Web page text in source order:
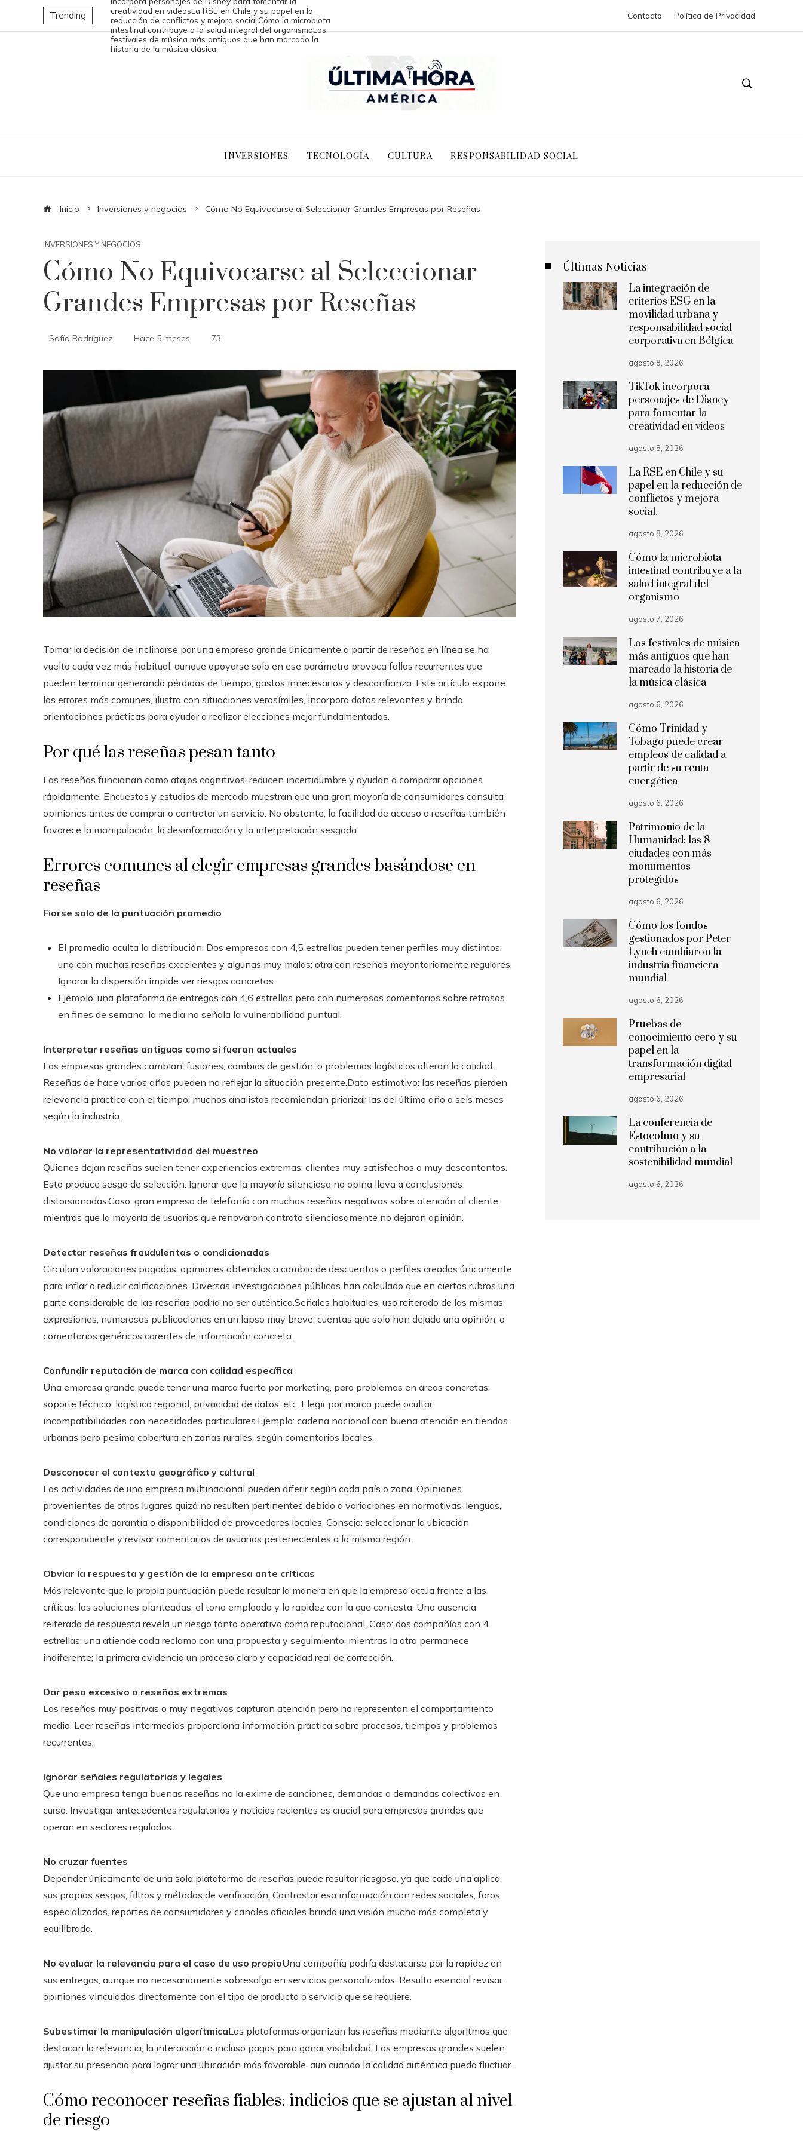
Trending
creatividad en videosLa RSE en Chile y su papel en la
reducción de conflictos y mejora social.Cómo la microbiota
intestinal contribuye a la salud integral del organismoLos
festivales de música más antiguos que han marcado la
historia de la música clásica
Contacto Política de Privacidad
INVERSIONES TECNOLOGÍA CULTURA RESPONSABILIDAD SOCIAL
Inicio Inversiones y negocios Cómo No Equivocarse al Seleccionar Grandes Empresas por Reseñas
INVERSIONES Y NEGOCIOS
Cómo No Equivocarse al Seleccionar
Grandes Empresas por Reseñas
Sofía Rodríguez Hace 5 meses 73
Tomar la decisión de inclinarse por una empresa grande únicamente a partir de reseñas en línea se ha
vuelto cada vez más habitual, aunque apoyarse solo en ese parámetro provoca fallos recurrentes que
pueden terminar generando pérdidas de tiempo, gastos innecesarios y desconfianza. Este artículo expone
los errores más comunes, ilustra con situaciones verosímiles, incorpora datos relevantes y brinda
orientaciones prácticas para ayudar a realizar elecciones mejor fundamentadas.
Por qué las reseñas pesan tanto
Las reseñas funcionan como atajos cognitivos: reducen incertidumbre y ayudan a comparar opciones
rápidamente. Encuestas y estudios de mercado muestran que una gran mayoría de consumidores consulta
opiniones antes de comprar o contratar un servicio. No obstante, la facilidad de acceso a reseñas también
favorece la manipulación, la desinformación y la interpretación sesgada.
Errores comunes al elegir empresas grandes basándose en
reseñas
Fiarse solo de la puntuación promedio
El promedio oculta la distribución. Dos empresas con 4,5 estrellas pueden tener perfiles muy distintos:
una con muchas reseñas excelentes y algunas muy malas; otra con reseñas mayoritariamente regulares.
Ignorar la dispersión impide ver riesgos concretos.
Ejemplo: una plataforma de entregas con 4,6 estrellas pero con numerosos comentarios sobre retrasos
en fines de semana: la media no señala la vulnerabilidad puntual.
Interpretar reseñas antiguas como si fueran actuales
Las empresas grandes cambian: fusiones, cambios de gestión, o problemas logísticos alteran la calidad.
Reseñas de hace varios años pueden no reflejar la situación presente.Dato estimativo: las reseñas pierden
relevancia práctica con el tiempo; muchos analistas recomiendan priorizar las del último año o seis meses
según la industria.
No valorar la representatividad del muestreo
Quienes dejan reseñas suelen tener experiencias extremas: clientes muy satisfechos o muy descontentos.
Esto produce sesgo de selección. Ignorar que la mayoría silenciosa no opina lleva a conclusiones
distorsionadas.Caso: gran empresa de telefonía con muchas reseñas negativas sobre atención al cliente,
mientras que la mayoría de usuarios que renovaron contrato silenciosamente no dejaron opinión.
Detectar reseñas fraudulentas o condicionadas
Circulan valoraciones pagadas, opiniones obtenidas a cambio de descuentos o perfiles creados únicamente
para inflar o reducir calificaciones. Diversas investigaciones públicas han calculado que en ciertos rubros una
parte considerable de las reseñas podría no ser auténtica.Señales habituales: uso reiterado de las mismas
expresiones, numerosas publicaciones en un lapso muy breve, cuentas que solo han dejado una opinión, o
comentarios genéricos carentes de información concreta.
Confundir reputación de marca con calidad específica
Una empresa grande puede tener una marca fuerte por marketing, pero problemas en áreas concretas:
soporte técnico, logística regional, privacidad de datos, etc. Elegir por marca puede ocultar
incompatibilidades con necesidades particulares.Ejemplo: cadena nacional con buena atención en tiendas
urbanas pero pésima cobertura en zonas rurales, según comentarios locales.
Desconocer el contexto geográfico y cultural
Las actividades de una empresa multinacional pueden diferir según cada país o zona. Opiniones
provenientes de otros lugares quizá no resulten pertinentes debido a variaciones en normativas, lenguas,
condiciones de garantía o disponibilidad de proveedores locales. Consejo: seleccionar la ubicación
correspondiente y revisar comentarios de usuarios pertenecientes a la misma región.
Obviar la respuesta y gestión de la empresa ante críticas
Más relevante que la propia puntuación puede resultar la manera en que la empresa actúa frente a las
críticas: las soluciones planteadas, el tono empleado y la rapidez con la que contesta. Una ausencia
reiterada de respuesta revela un riesgo tanto operativo como reputacional. Caso: dos compañías con 4
estrellas; una atiende cada reclamo con una propuesta y seguimiento, mientras la otra permanece
indiferente; la primera evidencia un proceso claro y capacidad real de corrección.
Dar peso excesivo a reseñas extremas
Las reseñas muy positivas o muy negativas capturan atención pero no representan el comportamiento
medio. Leer reseñas intermedias proporciona información práctica sobre procesos, tiempos y problemas
recurrentes.
Ignorar señales regulatorias y legales
Que una empresa tenga buenas reseñas no la exime de sanciones, demandas o demandas colectivas en
curso. Investigar antecedentes regulatorios y noticias recientes es crucial para empresas grandes que
operan en sectores regulados.
No cruzar fuentes
Depender únicamente de una sola plataforma de reseñas puede resultar riesgoso, ya que cada una aplica
sus propios sesgos, filtros y métodos de verificación. Contrastar esa información con redes sociales, foros
especializados, reportes de consumidores y canales oficiales brinda una visión mucho más completa y
equilibrada.
No evaluar la relevancia para el caso de uso propioUna compañía podría destacarse por la rapidez en
sus entregas, aunque no necesariamente sobresalga en servicios personalizados. Resulta esencial revisar
opiniones vinculadas directamente con el tipo de producto o servicio que se requiere.
Subestimar la manipulación algorítmicaLas plataformas organizan las reseñas mediante algoritmos que
destacan la relevancia, la interacción o incluso pagos para ganar visibilidad. Las empresas grandes suelen
ajustar su presencia para lograr una ubicación más favorable, aun cuando la calidad auténtica pueda fluctuar.
Cómo reconocer reseñas fiables: indicios que se ajustan al nivel
de riesgo
Últimas Noticias
La integración de
criterios ESG en la
movilidad urbana y
responsabilidad social
corporativa en Bélgica
agosto 8, 2026
TikTok incorpora
personajes de Disney
para fomentar la
creatividad en videos
agosto 8, 2026
La RSE en Chile y su
papel en la reducción de
conflictos y mejora
social.
agosto 8, 2026
Cómo la microbiota
intestinal contribuye a la
salud integral del
organismo
agosto 7, 2026
Los festivales de música
más antiguos que han
marcado la historia de
la música clásica
agosto 6, 2026
Cómo Trinidad y
Tobago puede crear
empleos de calidad a
partir de su renta
energética
agosto 6, 2026
Patrimonio de la
Humanidad: las 8
ciudades con más
monumentos
protegidos
agosto 6, 2026
Cómo los fondos
gestionados por Peter
Lynch cambiaron la
industria financiera
mundial
agosto 6, 2026
Pruebas de
conocimiento cero y su
papel en la
transformación digital
empresarial
agosto 6, 2026
La conferencia de
Estocolmo y su
contribución a la
sostenibilidad mundial
agosto 6, 2026